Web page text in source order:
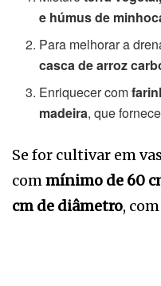
e húmus de
Para melhorar a
casca de arroz
Enriquecer com
madeira, que
Se for cultivar em
commínimo de 60
cm de diâmetro,